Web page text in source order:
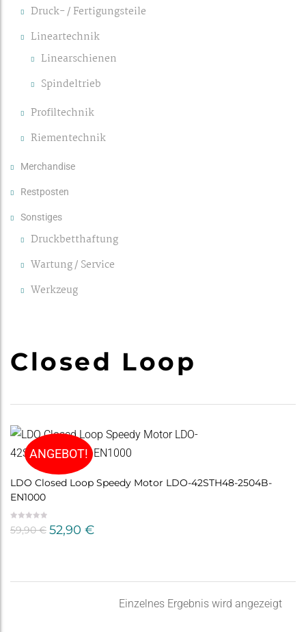
Druck- / Fertigungsteile
Lineartechnik
Linearschienen
Spindeltrieb
Profiltechnik
Riementechnik
Merchandise
Restposten
Sonstiges
Druckbetthaftung
Wartung / Service
Werkzeug
Closed Loop
ANGEBOT!
LDO Closed Loop Speedy Motor LDO-42STH48-2504B-
EN1000
59,90€ Ursprünglicher
59,90 €
52,90 €Aktueller
52,90 €.
Einzelnes Ergebnis wird angezeigt